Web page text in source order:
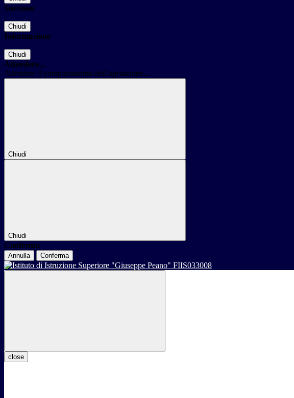
Successo
Chiudi
Informazione
Chiudi
Attendere...
Attendere il completamento dell'operazione...
Chiudi
Chiudi
Conferma
Annulla Conferma
close